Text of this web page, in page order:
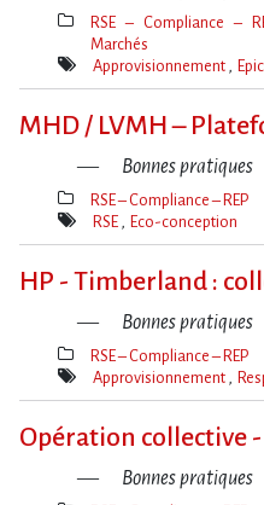
Thèmes(s)
RSE – Compliance –
Marchés
Mot(s)-
Approvisionnement
MHD / LVMH –
Bonnes pratiques
Thèmes(s)
RSE – Compliance – REP
Mot(s)-
RSE Eco-conception
HP - Timberland :
Bonnes pratiques
Thèmes(s)
RSE – Compliance – REP
Mot(s)-
Approvisionnement
Opération collective
Bonnes pratiques